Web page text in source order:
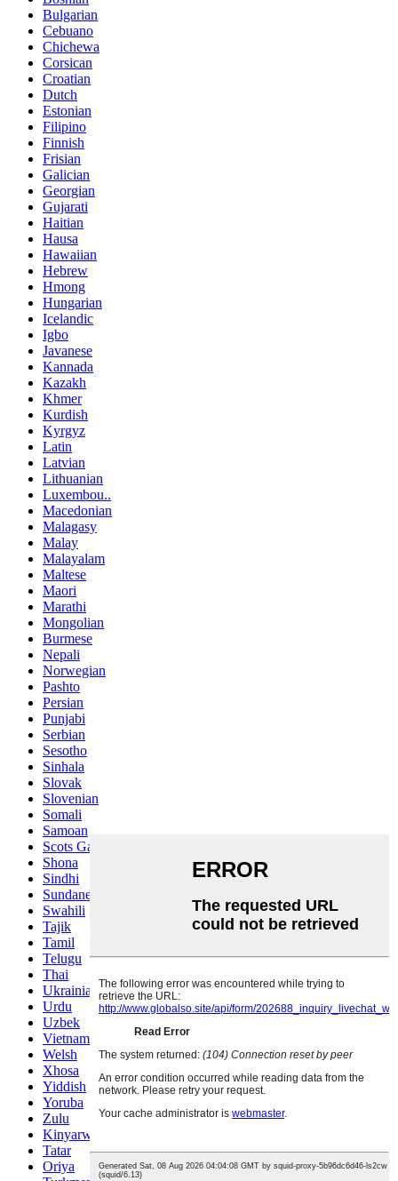
Bulgarian
Cebuano
Chichewa
Corsican
Croatian
Dutch
Estonian
Filipino
Finnish
Frisian
Galician
Georgian
Gujarati
Haitian
Hausa
Hawaiian
Hebrew
Hmong
Hungarian
Icelandic
Igbo
Javanese
Kannada
Kazakh
Khmer
Kurdish
Kyrgyz
Latin
Latvian
Lithuanian
Luxembou..
Macedonian
Malagasy
Malay
Malayalam
Maltese
Maori
Marathi
Mongolian
Burmese
Nepali
Norwegian
Pashto
Persian
Punjabi
Serbian
Sesotho
Sinhala
Slovak
Slovenian
Somali
Samoan
Scots Gaelic
Shona
Sindhi
Sundanese
Swahili
Tajik
Tamil
Telugu
Thai
Ukrainian
Urdu
Uzbek
Vietnamese
Welsh
Xhosa
Yiddish
Yoruba
Zulu
Kinyarwanda
Tatar
Oriya